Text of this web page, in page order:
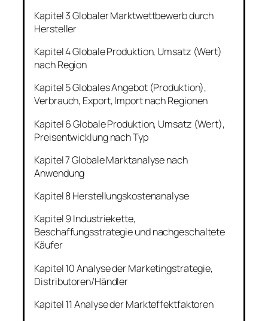
Kapitel 3 Globaler Marktwettbewerb durch
Hersteller
Kapitel 4 Globale Produktion, Umsatz (Wert)
nach Region
Kapitel 5 Globales Angebot (Produktion),
Verbrauch, Export, Import nach Regionen
Kapitel 6 Globale Produktion, Umsatz (Wert),
Preisentwicklung nach Typ
Kapitel 7 Globale Marktanalyse nach
Anwendung
Kapitel 8 Herstellungskostenanalyse
Kapitel 9 Industriekette,
Beschaffungsstrategie und nachgeschaltete
Käufer
Kapitel 10 Analyse der Marketingstrategie,
Distributoren/Händler
Kapitel 11 Analyse der Markteffektfaktoren